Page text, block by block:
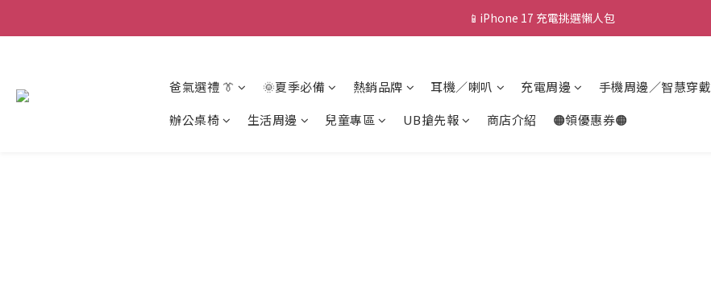
💰新會員送 $88 購物金
📱iPhone 17 充電挑選懶人包
💰新會員送 $88 購物金
爸氣選禮 👔 🌞夏季必備 熱銷品牌 耳機／喇叭 充電周邊 手機周邊／智慧穿戴
辦公桌椅
生活周邊 兒童專區 UB搶先報 商店介紹 🟠領優惠券🟠